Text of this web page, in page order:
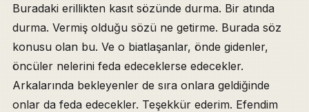
Buradaki erillikten kasıt sözünde durma. Bir atında
durma. Vermiş olduğu sözü ne getirme. Burada söz
konusu olan bu. Ve o biatlaşanlar, önde gidenler,
öncüler nelerini feda edeceklerse edecekler.
Arkalarında bekleyenler de sıra onlara geldiğinde
onlar da feda edecekler. Teşekkür ederim. Efendim